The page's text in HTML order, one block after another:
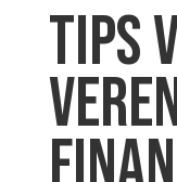
TIPS